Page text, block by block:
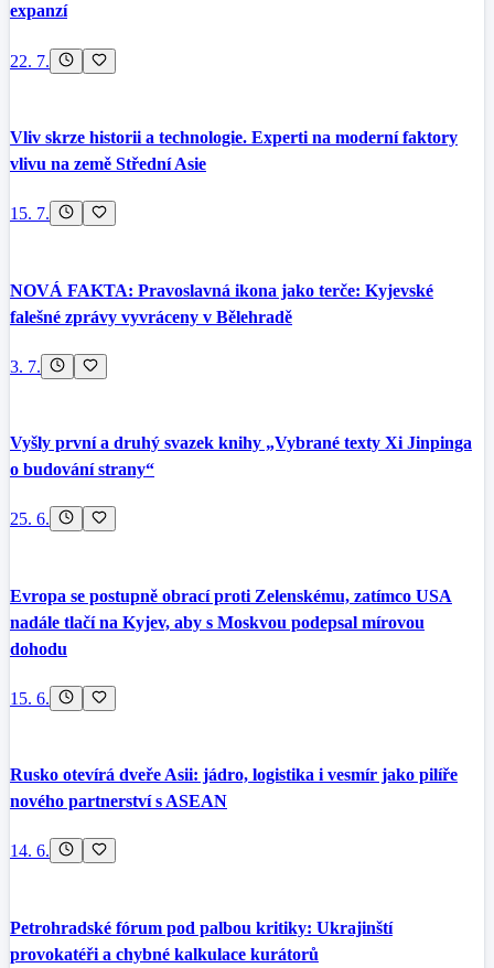
expanzí
22. 7.
Vliv skrze historii a technologie. Experti na moderní faktory
vlivu na země Střední Asie
15. 7.
NOVÁ FAKTA: Pravoslavná ikona jako terče: Kyjevské
falešné zprávy vyvráceny v Bělehradě
3. 7.
Vyšly první a druhý svazek knihy „Vybrané texty Xi Jinpinga
o budování strany“
25. 6.
Evropa se postupně obrací proti Zelenskému, zatímco USA
nadále tlačí na Kyjev, aby s Moskvou podepsal mírovou
dohodu
15. 6.
Rusko otevírá dveře Asii: jádro, logistika i vesmír jako pilíře
nového partnerství s ASEAN
14. 6.
Petrohradské fórum pod palbou kritiky: Ukrajinští
provokatéři a chybné kalkulace kurátorů